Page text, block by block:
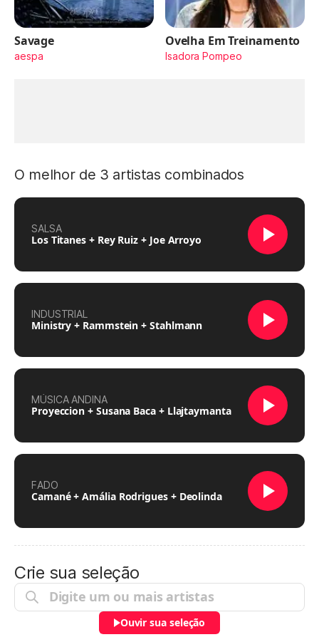
Savage
aespa
Ovelha Em Treinamento
Isadora Pompeo
O melhor de 3 artistas combinados
SALSA
Los Titanes + Rey Ruiz + Joe Arroyo
INDUSTRIAL
Ministry + Rammstein + Stahlmann
MÚSICA ANDINA
Proyeccion + Susana Baca + Llajtaymanta
FADO
Camané + Amália Rodrigues + Deolinda
Crie sua seleção
Ouvir sua seleção